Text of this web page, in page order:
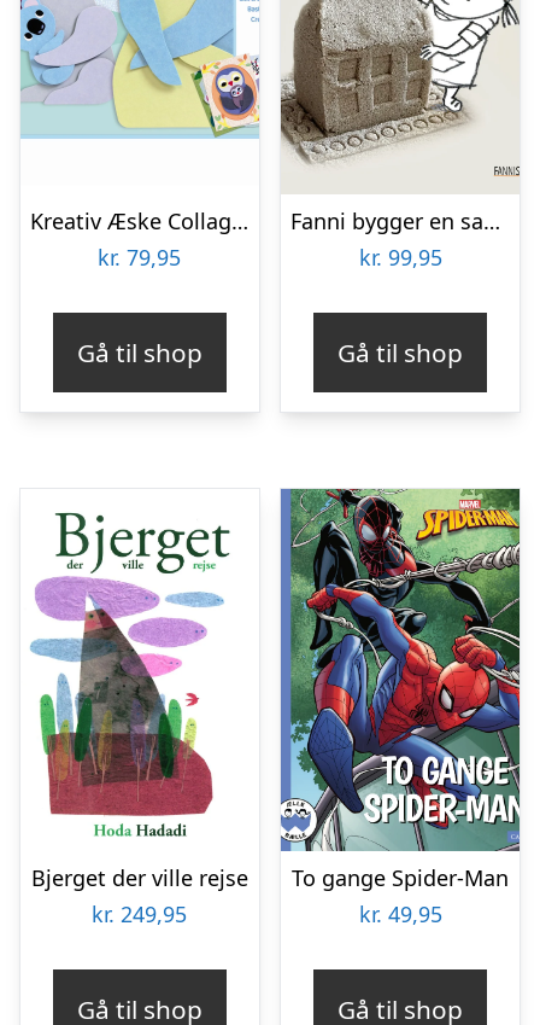
Kreativ Æske Collage For De Mindste, Kram, Djeco
kr. 79,95
Gå til shop
Fanni bygger en sandby
kr. 99,95
Gå til shop
Bjerget der ville rejse
kr. 249,95
Gå til shop
To gange Spider-Man
kr. 49,95
Gå til shop